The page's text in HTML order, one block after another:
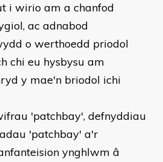
i wirio am a chanfod
ac adnabod
o werthoedd priodol
chi eu hysbysu am
y mae'n briodol ichi
'patchbay', defnyddiau
'patchbay' a'r
ynghlwm â